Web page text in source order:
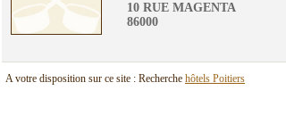
10 RUE MAGENTA
86000
A votre disposition sur ce site : Recherche hôtels Poitiers